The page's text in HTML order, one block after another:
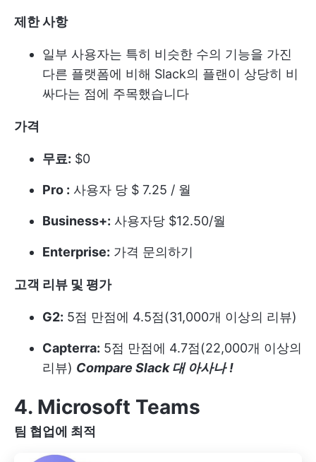
제한 사항
일부 사용자는 특히 비슷한 수의 기능을 가진
다른 플랫폼에 비해 Slack의 플랜이 상당히 비
싸다는 점에 주목했습니다
가격
무료: $0
Pro : 사용자 당 $ 7.25 / 월
Business+: 사용자당 $12.50/월
Enterprise: 가격 문의하기
고객 리뷰 및 평가
G2: 5점 만점에 4.5점(31,000개 이상의 리뷰)
Capterra: 5점 만점에 4.7점(22,000개 이상의
리뷰) Compare Slack 대 아사나 !
4. Microsoft Teams
팀 협업에 최적